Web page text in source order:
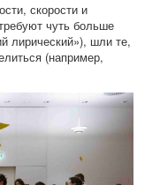
скорости и
чуть больше
лирический»), шли те,
(например,